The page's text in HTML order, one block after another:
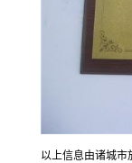
以上信息由诸城市